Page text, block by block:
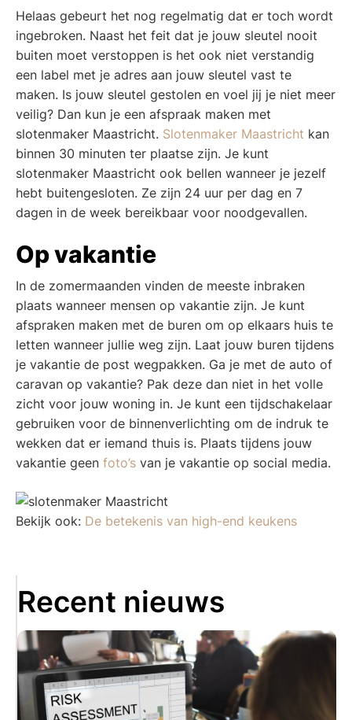
Helaas gebeurt het nog regelmatig dat er toch wordt
ingebroken. Naast het feit dat je jouw sleutel nooit
buiten moet verstoppen is het ook niet verstandig
een label met je adres aan jouw sleutel vast te
maken. Is jouw sleutel gestolen en voel jij je niet meer
veilig? Dan kun je een afspraak maken met
slotenmaker Maastricht. Slotenmaker Maastricht kan
binnen 30 minuten ter plaatse zijn. Je kunt
slotenmaker Maastricht ook bellen wanneer je jezelf
hebt buitengesloten. Ze zijn 24 uur per dag en 7
dagen in de week bereikbaar voor noodgevallen.
Op vakantie
In de zomermaanden vinden de meeste inbraken
plaats wanneer mensen op vakantie zijn. Je kunt
afspraken maken met de buren om op elkaars huis te
letten wanneer jullie weg zijn. Laat jouw buren tijdens
je vakantie de post wegpakken. Ga je met de auto of
caravan op vakantie? Pak deze dan niet in het volle
zicht voor jouw woning in. Je kunt een tijdschakelaar
gebruiken voor de binnenverlichting om de indruk te
wekken dat er iemand thuis is. Plaats tijdens jouw
vakantie geen foto’s van je vakantie op social media.
Bekijk ook: De betekenis van high-end keukens
Recent nieuws